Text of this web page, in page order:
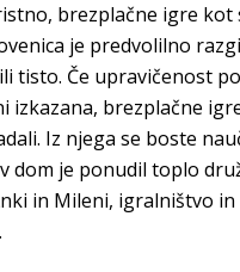
brezplačne igre kot
je predvolilno
tisto. Če upravičenost
izkazana, brezplačne
Iz njega se boste
dom je ponudil toplo
in Mileni, igralništvo